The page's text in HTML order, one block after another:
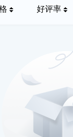
好评率